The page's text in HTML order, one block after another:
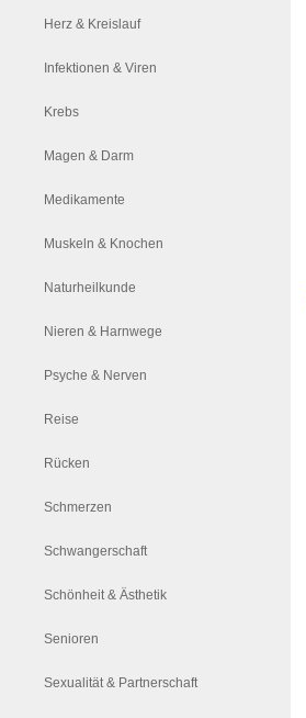
Herz & Kreislauf
Infektionen & Viren
Krebs
Magen & Darm
Medikamente
Muskeln & Knochen
Naturheilkunde
Nieren & Harnwege
Psyche & Nerven
Reise
Rücken
Schmerzen
Schwangerschaft
Schönheit & Ästhetik
Senioren
Sexualität & Partnerschaft